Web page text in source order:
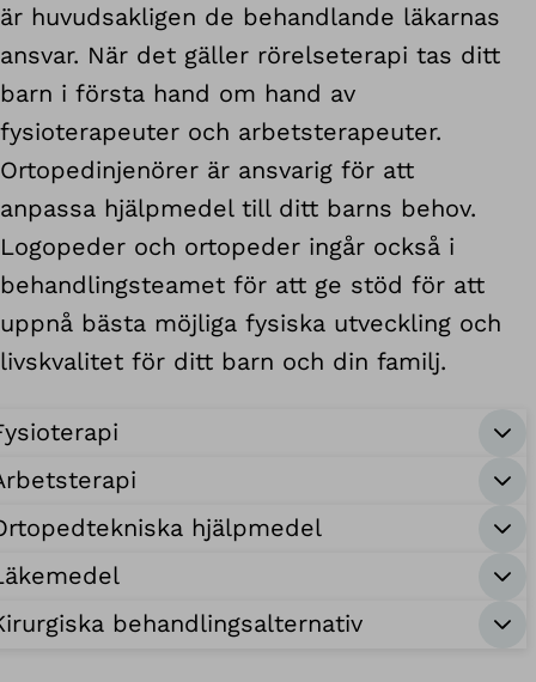
är huvudsakligen de behandlande läkarnas
ansvar. När det gäller rörelseterapi tas ditt
barn i första hand om hand av
fysioterapeuter och arbetsterapeuter.
Ortopedinjenörer är ansvarig för att
anpassa hjälpmedel till ditt barns behov.
Logopeder och ortopeder ingår också i
behandlingsteamet för att ge stöd för att
uppnå bästa möjliga fysiska utveckling och
livskvalitet för ditt barn och din familj.
hjälpmedel
behandlingsalternativ